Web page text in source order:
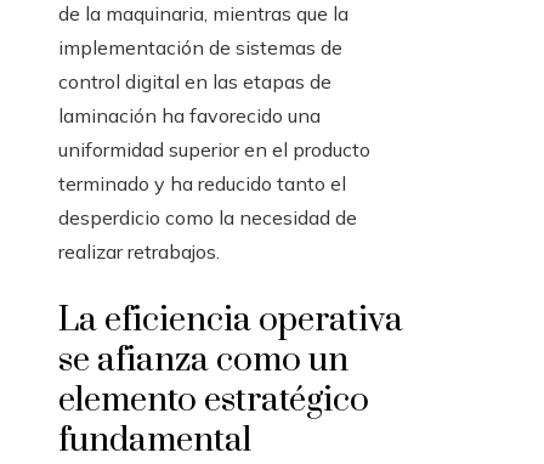
de la maquinaria, mientras que la
implementación de sistemas de
control digital en las etapas de
laminación ha favorecido una
uniformidad superior en el producto
terminado y ha reducido tanto el
desperdicio como la necesidad de
realizar retrabajos.
La eficiencia operativa
se afianza como un
elemento estratégico
fundamental